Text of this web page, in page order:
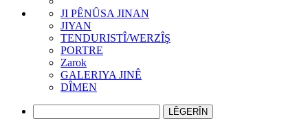
JI PÊNÛSA JINAN
JIYAN
TENDURISTÎ/WERZÎŞ
PORTRE
Zarok
GALERIYA JINÊ
DÎMEN
LÊGERÎN